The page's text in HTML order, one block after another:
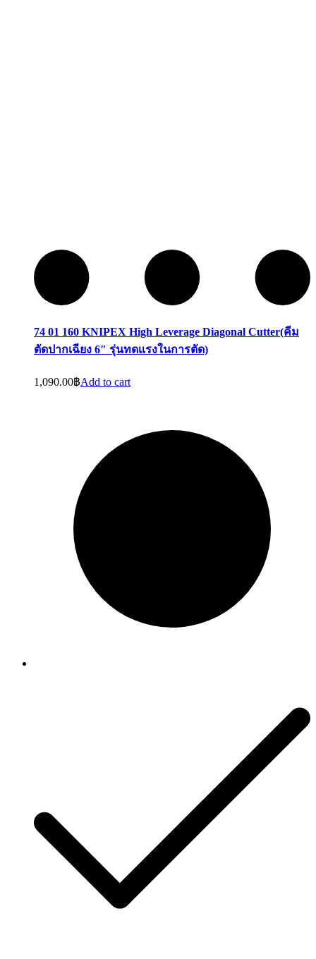
74 01 160 KNIPEX High Leverage Diagonal Cutter(คีม
ตัดปากเฉียง 6″ รุ่นทดเเรงในการตัด)
1,090.00฿Add to cart